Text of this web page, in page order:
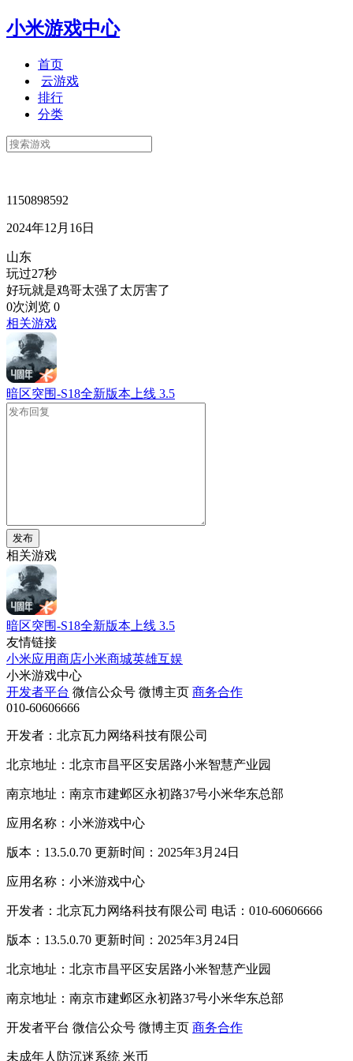
小米游戏中心
首页
云游戏
排行
分类
1150898592
2024年12月16日
山东
玩过27秒
好玩就是鸡哥太强了太厉害了
0次浏览 0
相关游戏
暗区突围-S18全新版本上线 3.5
发布
相关游戏
暗区突围-S18全新版本上线 3.5
友情链接
小米应用商店小米商城英雄互娱
小米游戏中心
开发者平台 微信公众号 微博主页 商务合作
010-60606666
开发者：北京瓦力网络科技有限公司
北京地址：北京市昌平区安居路小米智慧产业园
南京地址：南京市建邺区永初路37号小米华东总部
应用名称：小米游戏中心
版本：13.5.0.70 更新时间：2025年3月24日
应用名称：小米游戏中心
开发者：北京瓦力网络科技有限公司 电话：010-60606666
版本：13.5.0.70 更新时间：2025年3月24日
北京地址：北京市昌平区安居路小米智慧产业园
南京地址：南京市建邺区永初路37号小米华东总部
开发者平台 微信公众号 微博主页 商务合作
未成年人防沉迷系统 米币